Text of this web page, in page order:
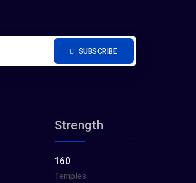
SUBSCRIBE
Strength
160
Temples